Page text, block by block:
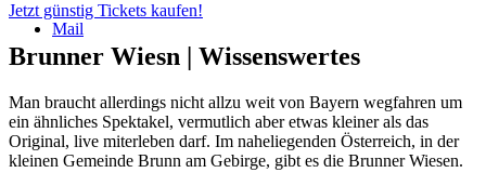
Mail
Jetzt günstig Tickets kaufen!
Brunner Wiesn | Wissenswertes
Man braucht allerdings nicht allzu weit von Bayern wegfahren um
ein ähnliches Spektakel, vermutlich aber etwas kleiner als das
Original, live miterleben darf. Im naheliegenden Österreich, in der
kleinen Gemeinde Brunn am Gebirge, gibt es die Brunner Wiesen.